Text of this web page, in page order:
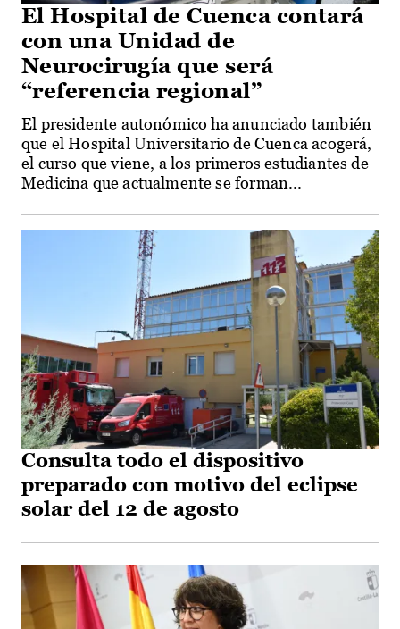
El Hospital de Cuenca contará
con una Unidad de
Neurocirugía que será
“referencia regional”
El presidente autonómico ha anunciado también
que el Hospital Universitario de Cuenca acogerá,
el curso que viene, a los primeros estudiantes de
Medicina que actualmente se forman...
Consulta todo el dispositivo
preparado con motivo del eclipse
solar del 12 de agosto